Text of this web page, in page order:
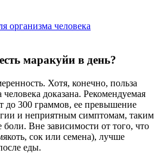
организма человека
маракуйи в день?
Хотя, конечно, польза
доказана. Рекомендуемая
до 300 граммов, ее превышение
и неприятным симптомам, таким
Вне зависимости от того, что
сок или семена), лучше
еды.